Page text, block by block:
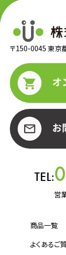
〒150-0045 東京
TEL:
営
商品一覧
よくあるご